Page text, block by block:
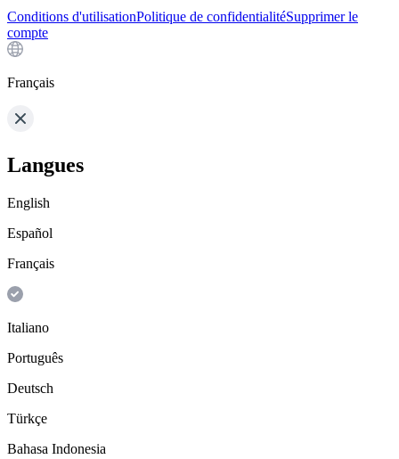
Conditions d'utilisationPolitique de confidentialitéSupprimer le
compte
Français
Langues
English
Español
Français
Italiano
Português
Deutsch
Türkçe
Bahasa Indonesia